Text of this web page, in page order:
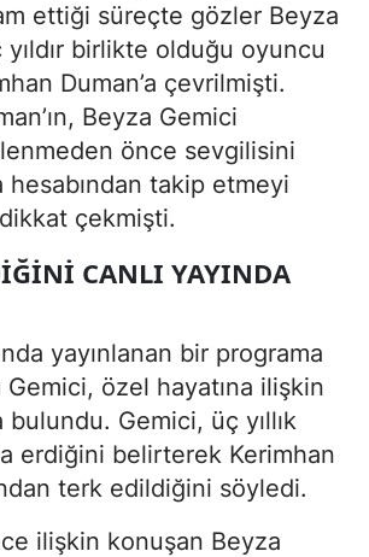
ettiği süreçte gözler Beyza
yıldır birlikte olduğu oyuncu
Duman’a çevrilmişti.
Beyza Gemici
önce sevgilisini
hesabından takip etmeyi
dikkat çekmişti.
CANLI YAYINDA
yayınlanan bir programa
Gemici, özel hayatına ilişkin
bulundu. Gemici, üç yıllık
erdiğini belirterek Kerimhan
terk edildiğini söyledi.
ilişkin konuşan Beyza